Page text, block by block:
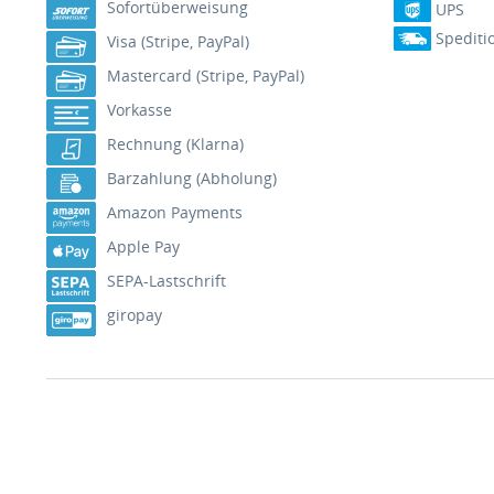
Sofortüberweisung
Visa (Stripe, PayPal)
Mastercard (Stripe, PayPal)
Vorkasse
Rechnung (Klarna)
Barzahlung (Abholung)
Amazon Payments
Apple Pay
SEPA-Lastschrift
giropay
UPS